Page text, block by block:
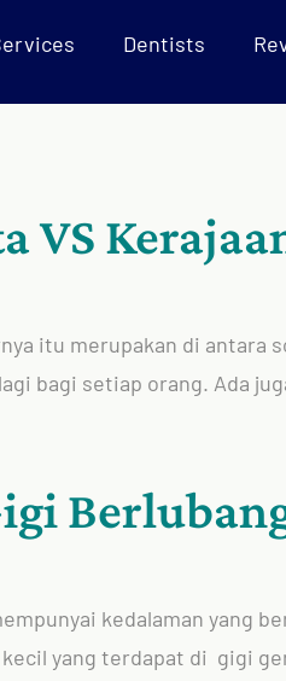
Dentists
VS
itu merupakan di antara
bagi setiap orang. Ada
kedalaman yang
yang terdapat di gigi